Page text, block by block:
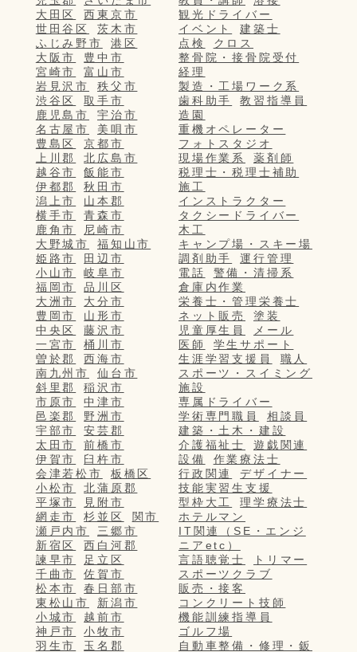
大田区
西東京市
世田谷区
茨木市
ふじみ野市
港区
大阪市
豊中市
宮崎市
富山市
岩見沢市
秩父市
渋谷区
取手市
鹿児島市
宇治市
名古屋市
美唄市
豊島区
京都市
上川郡
北広島市
越谷市
飯能市
伊都郡
秋田市
潟上市
山本郡
横手市
青森市
鹿角市
尼崎市
大野城市
福知山市
姫路市
田辺市
小山市
岐阜市
福岡市
品川区
大洲市
大分市
豊岡市
山形市
中央区
藤沢市
一宮市
桶川市
曽於郡
西海市
南九州市
仙台市
斜里郡
稲沢市
市原市
中津市
邑楽郡
野洲市
宇部市
安芸郡
太田市
前橋市
伊賀市
臼杵市
会津若松市
板橋区
小松市
北蒲原郡
平塚市
見附市
網走市
杉並区
関市
瀬戸内市
三郷市
新宿区
西白河郡
諫早市
足立区
千曲市
佐賀市
松本市
春日部市
東松山市
新潟市
小城市
越前市
神戸市
小牧市
羽生市
玉名郡
観光ドライバー
イベント
建築士
点検
クロス
整骨院・接骨院受付
経理
製造・工場ワーク系
歯科助手
教習指導員
造園
重機オペレーター
フォトスタジオ
現場作業系
薬剤師
税理士・税理士補助
施工
インストラクター
タクシードライバー
木工
キャンプ場・スキー場
調剤助手
運行管理
電話
警備・清掃系
倉庫内作業
栄養士・管理栄養士
ネット販売
塗装
児童厚生員
メール
医師
学生サポート
生涯学習支援員
職人
スポーツ・スイミング
施設
専属ドライバー
学術専門職員
相談員
建築・土木・建設
介護福祉士
遊戯関連
設備
作業療法士
行政関連
デザイナー
技能実習生支援
型枠大工
理学療法士
ホテルマン
IT関連（SE・エンジ
ニアetc）
言語聴覚士
トリマー
スポーツクラブ
販売・接客
コンクリート技師
機能訓練指導員
ゴルフ場
自動車整備・修理・鈑